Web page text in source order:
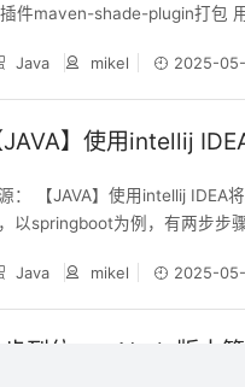
件maven-shade-plugin打包
Java
mikel 2025-
JAVA】使用intellij
： 【JAVA】使用intellij IDEA
以springboot为例，有两步步
Java
mikel 2025-
步到位——Node版本